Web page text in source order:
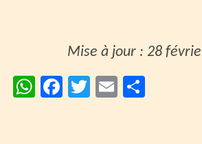
Mise à jour : 28
W Fa T
E